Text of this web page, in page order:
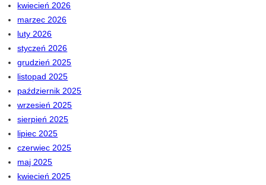
kwiecień 2026
marzec 2026
luty 2026
styczeń 2026
grudzień 2025
listopad 2025
październik 2025
wrzesień 2025
sierpień 2025
lipiec 2025
czerwiec 2025
maj 2025
kwiecień 2025